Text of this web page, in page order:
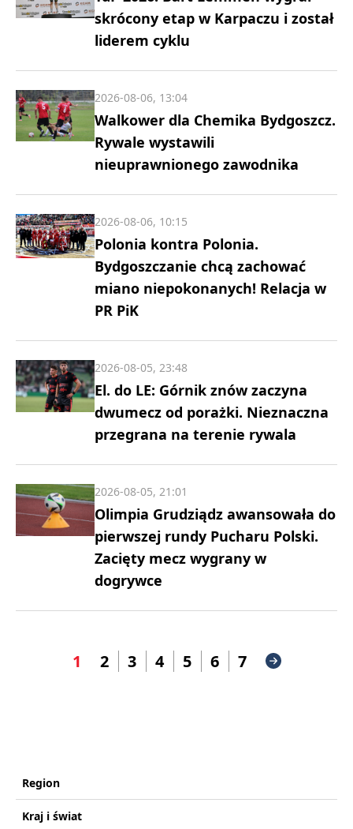
skrócony etap w Karpaczu i został
liderem cyklu
Walkower dla Chemika Bydgoszcz.
Rywale wystawili
nieuprawnionego zawodnika
2026-08-06, 13:04
Polonia kontra Polonia.
Bydgoszczanie chcą zachować
miano niepokonanych! Relacja w
PR PiK
2026-08-06, 10:15
El. do LE: Górnik znów zaczyna
dwumecz od porażki. Nieznaczna
przegrana na terenie rywala
2026-08-05, 23:48
Olimpia Grudziądz awansowała do
pierwszej rundy Pucharu Polski.
Zacięty mecz wygrany w
dogrywce
2026-08-05, 21:01
1 2 3 4 5 6 7
Region
Kraj i świat